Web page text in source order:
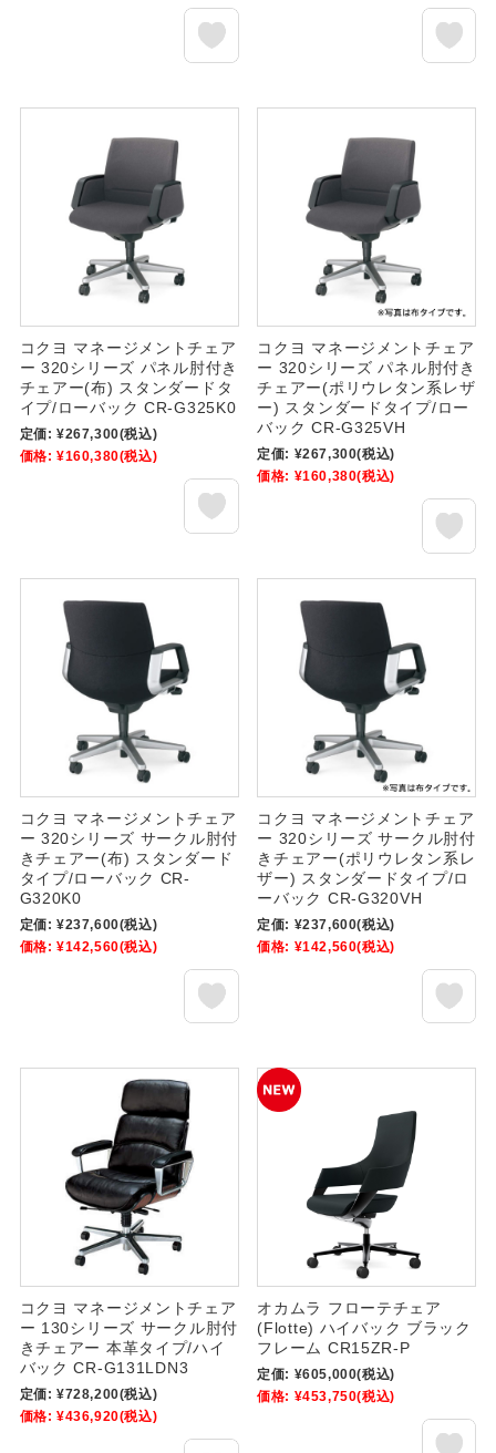
コクヨ マネージメントチェア
ー 320シリーズ パネル肘付き
チェアー(布) スタンダードタ
イプ/ローバック CR-G325K0
定価: ¥267,300(税込)
価格: ¥160,380(税込)
コクヨ マネージメントチェア
ー 320シリーズ パネル肘付き
チェアー(ポリウレタン系レザ
ー) スタンダードタイプ/ロー
バック CR-G325VH
定価: ¥267,300(税込)
価格: ¥160,380(税込)
コクヨ マネージメントチェア
ー 320シリーズ サークル肘付
きチェアー(布) スタンダード
タイプ/ローバック CR-
G320K0
定価: ¥237,600(税込)
価格: ¥142,560(税込)
コクヨ マネージメントチェア
ー 320シリーズ サークル肘付
きチェアー(ポリウレタン系レ
ザー) スタンダードタイプ/ロ
ーバック CR-G320VH
定価: ¥237,600(税込)
価格: ¥142,560(税込)
コクヨ マネージメントチェア
ー 130シリーズ サークル肘付
きチェアー 本革タイプ/ハイ
バック CR-G131LDN3
定価: ¥728,200(税込)
価格: ¥436,920(税込)
オカムラ フローテチェア
(Flotte) ハイバック ブラック
フレーム CR15ZR-P
定価: ¥605,000(税込)
価格: ¥453,750(税込)